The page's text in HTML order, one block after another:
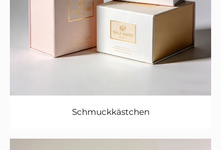
Schmuckkästchen